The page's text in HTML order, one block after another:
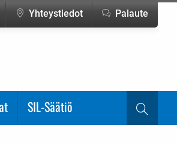
Yhteystiedot
Palaute
SIL-Säätiö Haku